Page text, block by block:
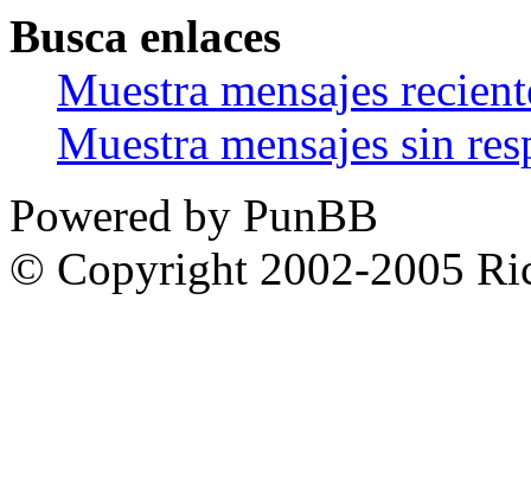
Busca enlaces
Muestra mensajes
Muestra mensajes sin
Powered by PunBB
© Copyright 2002-2005